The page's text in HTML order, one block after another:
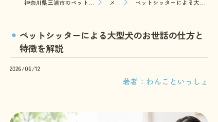
神奈川県三浦市のペットシッターならわんこといっしょ メディア ペットシッターによる大型犬のお世話の仕方と特徴を解説
ペットシッターによる大型犬のお世話の仕方と
特徴を解説
2026/06/12
著者：わんこといっしょ